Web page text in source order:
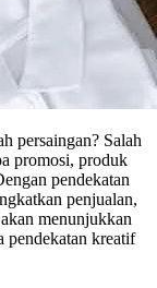
persaingan? Salah
promosi, produk
pendekatan
penjualan,
menunjukkan
pendekatan kreatif